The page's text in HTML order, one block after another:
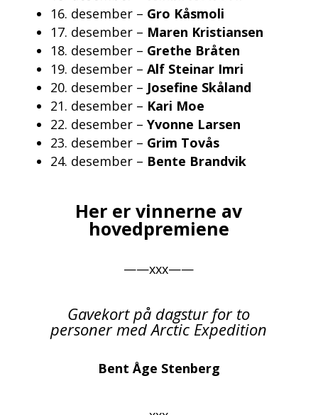
16. desember – Gro Kåsmoli
17. desember – Maren Kristiansen
18. desember – Grethe Bråten
19. desember – Alf Steinar Imri
20. desember – Josefine Skåland
21. desember – Kari Moe
22. desember – Yvonne Larsen
23. desember – Grim Tovås
24. desember – Bente Brandvik
Her er vinnerne av
hovedpremiene
——xxx——
Gavekort på dagstur for to
personer med Arctic Expedition
Bent Åge Stenberg